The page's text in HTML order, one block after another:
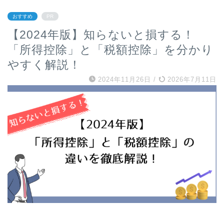
おすすめ PR
【2024年版】知らないと損する！
「所得控除」と「税額控除」を分かり
やすく解説！
2024年11月26日 / 2026年7月11日